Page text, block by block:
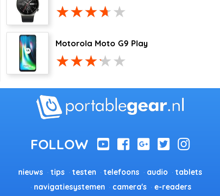
Motorola Moto G9 Play
nieuws tips testen telefoons audio
tablets
navigatiesystemen
camera's e-readers